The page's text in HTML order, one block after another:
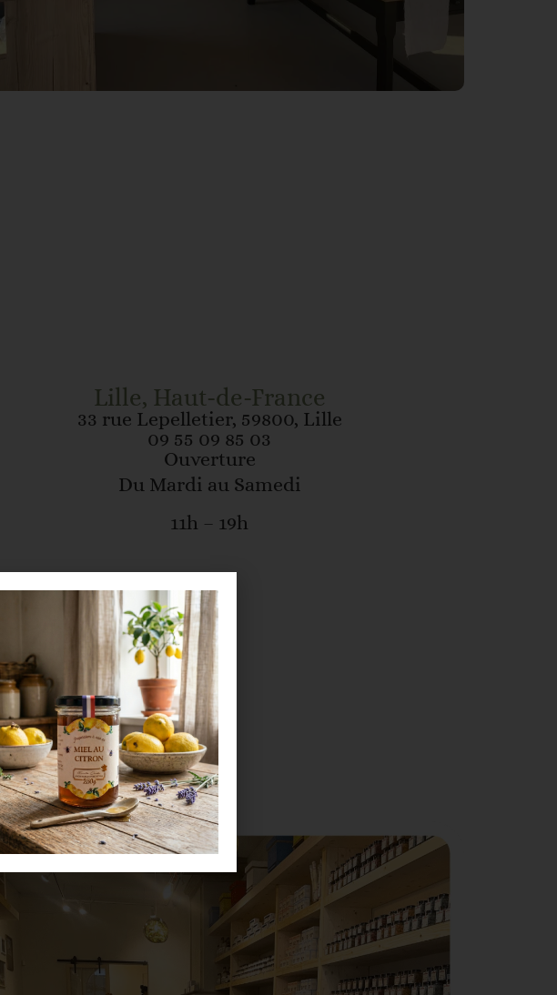
Lille, Haut-de-France
33 rue Lepelletier, 59800, Lille
09 55 09 85 03
Ouverture
Du Mardi au Samedi
11h – 19h